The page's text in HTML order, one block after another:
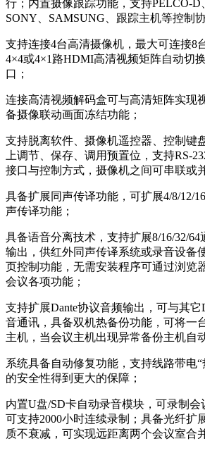
行；内置摄像跟踪功能，支持PELCO-D
SONY、SAMSUNG、跟踪主机等控制协
支持连接4台高清摄像机，最大可连接8
4×4或4×1路HDMI高清视频矩阵自动切
口；
连接高清视频解码盒可与高清矩阵实现
备摄像联动画面冻结功能；
支持脱离软件、摄像机遥控器、控制键
上调节、保存、调用预置位，支持RS-
接口与控制方式，摄像机之间可串联或
具备扩展同声传译功能，可扩展4/8/12/
声传译功能；
具备语音分离技术，支持扩展8/16/32/
输出，供红外同声传译系统或录音设备
页控制功能，无需安装程序可通过浏览
会议各项功能；
支持扩展Dante协议音频输出，可与其它
音通讯，具备双机热备份功能，可将一
主机，当会议主机出现异常备份主机自
系统具备自动修复功能，支持线路带电
的安全性得到更大的保障；
内置U盘/SD卡自动录音模块，可录制会
可支持2000小时连续录制；具备光纤扩
质不衰减，可实现远距离两个会议室合